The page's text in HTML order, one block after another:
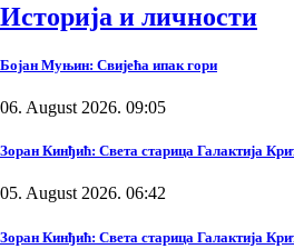
Историја и личности
Бојан Муњин: Свијећа ипак гори
06. August 2026. 09:05
Зоран Кинђић: Света старица Галактија
05. August 2026. 06:42
Зоран Кинђић: Света старица Галактија